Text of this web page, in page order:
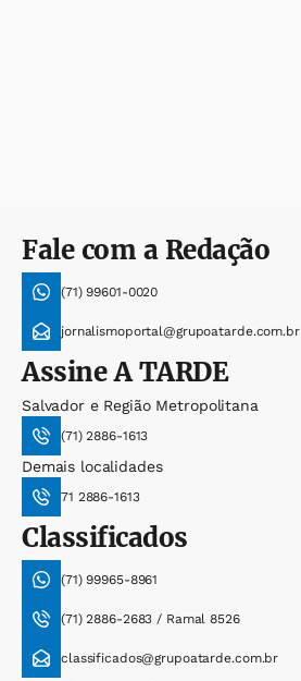
Fale com a Redação
(71) 99601-0020
jornalismoportal@grupoatarde.com.br
AssineA TARDE
Salvador e Região Metropolitana
(71) 2886-1613
Demais localidades
71 2886-1613
Classificados
(71) 99965-8961
(71) 2886-2683 / Ramal 8526
classificados@grupoatarde.com.br